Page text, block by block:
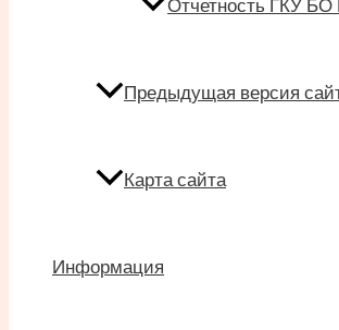
Отчетность ГКУ БО
Предыдущая версия
Карта сайта
Информация